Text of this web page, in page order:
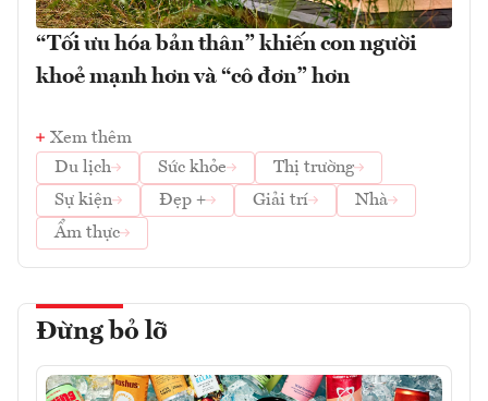
“Tối ưu hóa bản thân” khiến con người
khoẻ mạnh hơn và “cô đơn” hơn
Xem thêm
Du lịch
Sức khỏe
Thị trường
Sự kiện
Đẹp + Giải trí
Nhà
Ẩm thực
Đừng bỏ lỡ